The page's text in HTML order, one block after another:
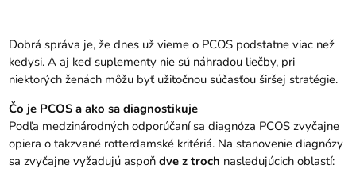
Dobrá správa je, že dnes už vieme o PCOS podstatne viac než
kedysi. A aj keď suplementy nie sú náhradou liečby, pri
niektorých ženách môžu byť užitočnou súčasťou širšej stratégie.
Čo je PCOS a ako sa diagnostikuje
Podľa medzinárodných odporúčaní sa diagnóza PCOS zvyčajne
opiera o takzvané rotterdamské kritériá. Na stanovenie diagnózy
sa zvyčajne vyžadujú aspoňdve z troch nasledujúcich oblastí: